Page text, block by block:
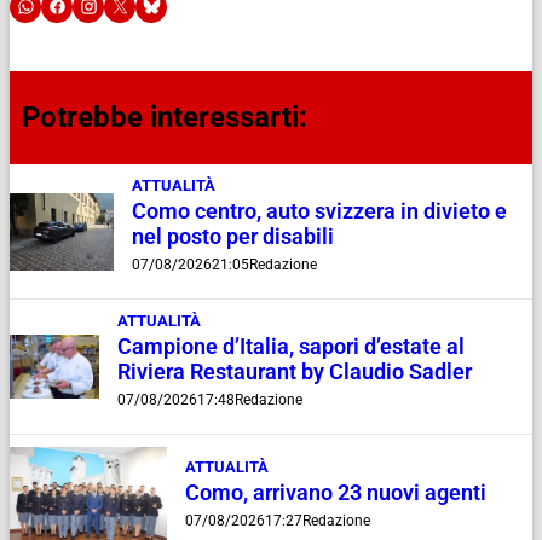
Potrebbe interessarti:
ATTUALITÀ
Como centro, auto svizzera in divieto e
nel posto per disabili
07/08/202621:05Redazione
ATTUALITÀ
Campione d’Italia, sapori d’estate al
Riviera Restaurant by Claudio Sadler
07/08/202617:48 Redazione
ATTUALITÀ
Como, arrivano 23 nuovi agenti
07/08/202617:27Redazione